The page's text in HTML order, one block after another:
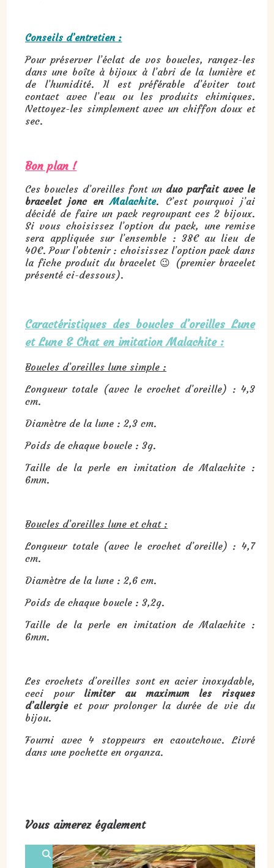
Conseils d’entretien :
Pour préserver l’éclat de vos boucles, rangez-les
dans une boîte à bijoux à l’abri de la lumière et
de l’humidité. Il est préférable d’éviter tout
contact avec l’eau ou les produits chimiques.
Nettoyez-les simplement avec un chiffon doux et
sec.
Bon plan !
Ces boucles d’oreilles font un duo parfait avec le
bracelet jonc enMalachite. C’est pourquoi j’ai
décidé de faire un pack regroupant ces 2 bijoux.
Si vous choisissez l’option du pack, une remise
sera appliquée sur l’ensemble : 38€ au lieu de
40€. Pour l’obtenir : choisissez l’option pack dans
la fiche produit du bracelet 😉 (premier bracelet
présenté ci-dessous).
Caractéristiques des boucles d’oreilles Lune
et Lune & Chat en imitation Malachite :
Boucles d’oreilles lune simple :
Longueur totale (avec le crochet d’oreille) : 4,3
cm.
Diamètre de la lune : 2,3 cm.
Poids de chaque boucle : 3g.
Taille de la perle en imitation de Malachite :
6mm.
Boucles d’oreilles lune et chat :
Longueur totale (avec le crochet d’oreille) : 4,7
cm.
Diamètre de la lune : 2,6 cm.
Poids de chaque boucle : 3,2g.
Taille de la perle en imitation de Malachite :
6mm.
Les crochets d’oreilles sont en acier inoxydable,
ceci pour limiter au maximum les risques
d’allergieet pour prolonger la durée de vie du
bijou.
Fourni avec 4 stoppeurs en caoutchouc. Livré
dans une pochette en organza.
Vous aimerez également